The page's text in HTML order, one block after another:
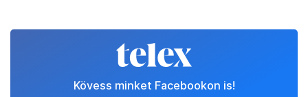
Kövess minket Facebookon is!